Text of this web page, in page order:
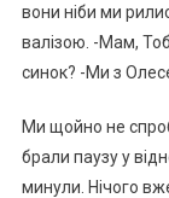
вони ніби ми
валізою. -Мам,
синок? -Ми з
Ми щойно не
брали паузу у
минули. Нічого